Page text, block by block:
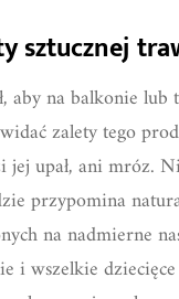
sztucznej
aby na balkonie
zalety tego
jej upał, ani mróz.
przypomina
na nadmierne
i wszelkie